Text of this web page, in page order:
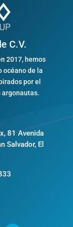
C.V.
2017, hemos
océano de la
por el
argonautas.
81 Avenida
Salvador, El